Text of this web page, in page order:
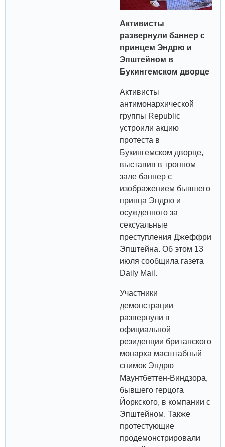
Активисты
развернули баннер с
принцем Эндрю и
Эпштейном в
Букингемском дворце
Активисты
антимонархической
группы Republic
устроили акцию
протеста в
Букингемском дворце,
выставив в тронном
зале баннер с
изображением бывшего
принца Эндрю и
осужденного за
сексуальные
преступления Джеффри
Эпштейна. Об этом 13
июля сообщила газета
Daily Mail.
Участники
демонстрации
развернули в
официальной
резиденции британского
монарха масштабный
снимок Эндрю
Маунтбеттен-Виндзора,
бывшего герцога
Йоркского, в компании с
Эпштейном. Также
протестующие
продемонстрировали